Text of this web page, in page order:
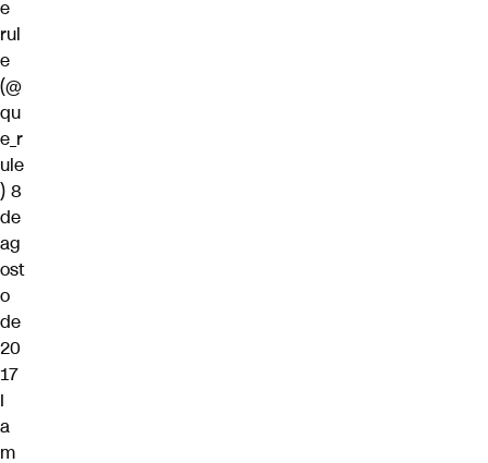
e
rul
e
(@
qu
e_r
ule
) 8
de
ag
ost
o
de
20
17
I
a
m